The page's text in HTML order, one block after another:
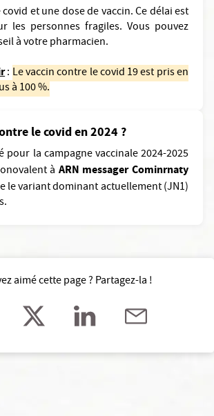
et une dose de vaccin. Ce délai est
les personnes fragiles. Vous pouvez
à votre pharmacien.
: Le vaccin contre le covid 19 est pris en
à 100 %.
le covid en 2024 ?
pour la campagne vaccinale 2024-2025
à ARN messager Cominrnaty
le variant dominant actuellement (JN1)
aimé cette page ? Partagez-la !